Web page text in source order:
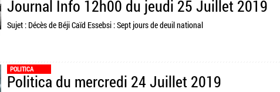
Journal Info 12h00 du jeudi 25 Juillet 2019
Sujet : Décès de Béji Caïd Essebsi : Sept jours de deuil national
POLITICA
Politica du mercredi 24 Juillet 2019